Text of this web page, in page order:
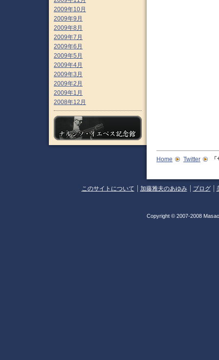
2009年10月
2009年9月
2009年8月
2009年7月
2009年6月
2009年5月
2009年4月
2009年3月
2009年2月
2009年1月
2008年12月
Home Twitter
このサイトについて 加藤雅夫のあゆみ ブログ
Copyright © 2007-2008